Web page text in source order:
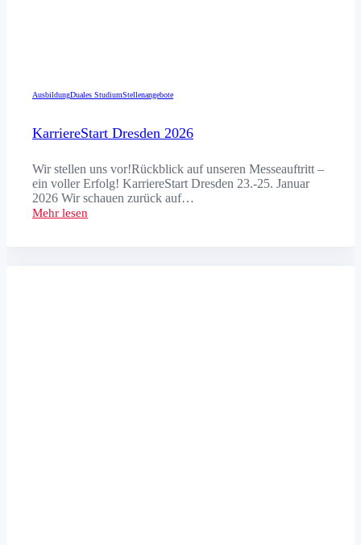
AusbildungDuales StudiumStellenangebote
KarriereStart Dresden 2026
Wir stellen uns vor!Rückblick auf unseren Messeauftritt –
ein voller Erfolg! KarriereStart Dresden 23.-25. Januar
2026 Wir schauen zurück auf…
Mehr lesen